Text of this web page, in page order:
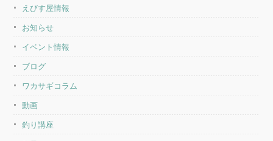
えびす屋情報
お知らせ
イベント情報
ブログ
ワカサギコラム
動画
釣り講座